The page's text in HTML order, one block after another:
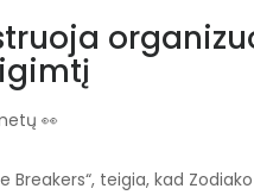
👀
teigia, kad